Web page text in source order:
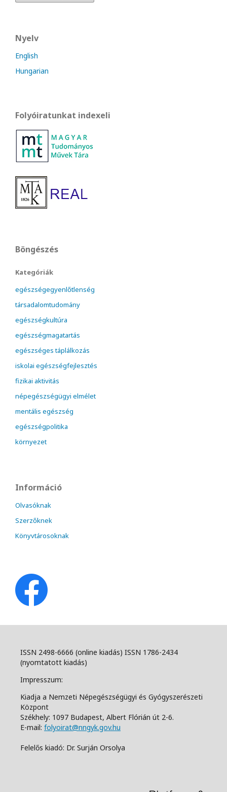
Nyelv
English
Hungarian
Folyóiratunkat indexeli
Böngészés
Kategóriák
egészségegyenlőtlenség
társadalomtudomány
egészségkultúra
egészségmagatartás
egészséges táplálkozás
iskolai egészségfejlesztés
fizikai aktivitás
népegészségügyi elmélet
mentális egészség
egészségpolitika
környezet
Információ
Olvasóknak
Szerzőknek
Könyvtárosoknak
ISSN 2498-6666 (online kiadás) ISSN 1786-2434
(nyomtatott kiadás)
Impresszum:
Kiadja a Nemzeti Népegészségügyi és Gyógyszerészeti
Központ
Székhely: 1097 Budapest, Albert Flórián út 2-6.
E-mail: folyoirat@nngyk.gov.hu
Felelős kiadó: Dr. Surján Orsolya